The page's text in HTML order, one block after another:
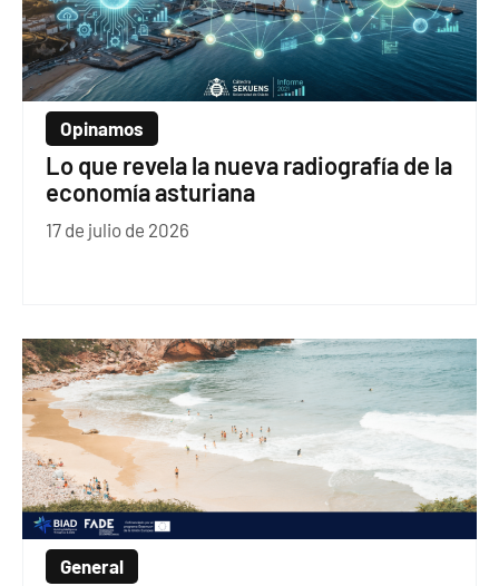
Opinamos
Lo que revela la nueva radiografía de la
economía asturiana
17 de julio de 2026
General